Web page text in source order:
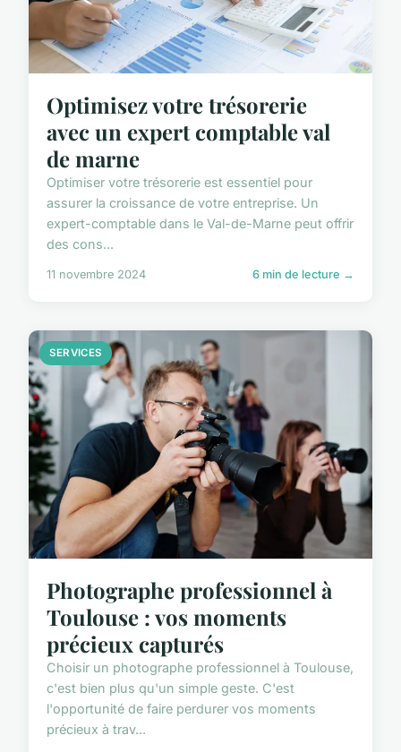
Optimisez votre trésorerie
avec un expert comptable val
de marne
Optimiser votre trésorerie est essentiel pour
assurer la croissance de votre entreprise. Un
expert-comptable dans le Val-de-Marne peut offrir
des cons...
11 novembre 2024 6 min de lecture →
SERVICES
Photographe professionnel à
Toulouse : vos moments
précieux capturés
Choisir un photographe professionnel à Toulouse,
c'est bien plus qu'un simple geste. C'est
l'opportunité de faire perdurer vos moments
précieux à trav...